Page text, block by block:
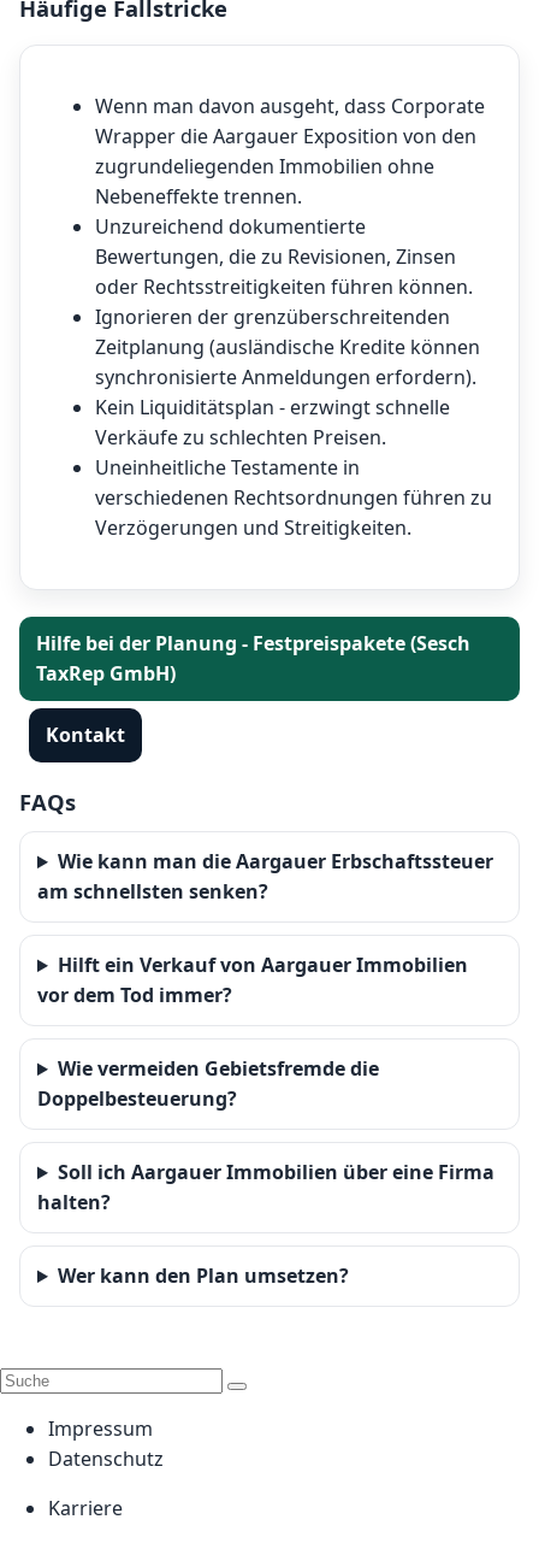
Häufige Fallstricke
Wenn man davon ausgeht, dass Corporate
Wrapper die Aargauer Exposition von den
zugrundeliegenden Immobilien ohne
Nebeneffekte trennen.
Unzureichend dokumentierte
Bewertungen, die zu Revisionen, Zinsen
oder Rechtsstreitigkeiten führen können.
Ignorieren der grenzüberschreitenden
Zeitplanung (ausländische Kredite können
synchronisierte Anmeldungen erfordern).
Kein Liquiditätsplan - erzwingt schnelle
Verkäufe zu schlechten Preisen.
Uneinheitliche Testamente in
verschiedenen Rechtsordnungen führen zu
Verzögerungen und Streitigkeiten.
Hilfe bei der Planung - Festpreispakete (Sesch
TaxRep GmbH)
Kontakt
FAQs
Wie kann man die Aargauer Erbschaftssteuer
am schnellsten senken?
Hilft ein Verkauf von Aargauer Immobilien
vor dem Tod immer?
Wie vermeiden Gebietsfremde die
Doppelbesteuerung?
Soll ich Aargauer Immobilien über eine Firma
halten?
Wer kann den Plan umsetzen?
Impressum
Datenschutz
Karriere